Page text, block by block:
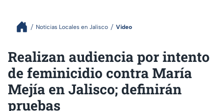
Noticias Locales en Jalisco Video
Realizan audiencia por intento
de feminicidio contra María
Mejía en Jalisco; definirán
pruebas